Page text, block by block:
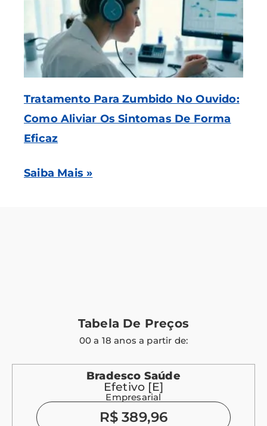
Tratamento Para Zumbido No Ouvido:
Como Aliviar Os Sintomas De Forma
Eficaz
Saiba Mais »
Tabela De Preços
00 a 18 anos a partir de:
Bradesco Saúde
Efetivo [E]
Empresarial
R$ 389,96